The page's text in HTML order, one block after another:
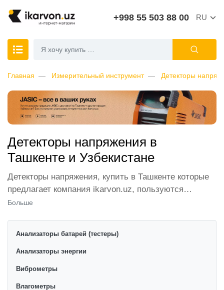
+998 55 503 88 00 RU
Главная Измерительный инструмент Детекторы
Детекторы напряжения в
Ташкенте и Узбекистане
Детекторы напряжения, купить в Ташкенте которые
предлагает компания ikarvon.uz, пользуются
широким спросом среди наших клиентов. Мы
интернет-магазине представлены ведущими
производителями и брендами, список которых
постоянно расширяется. Мы доставляем товар в
Больше
Анализаторы батарей (тестеры)
Анализаторы энергии
Виброметры
Влагометры